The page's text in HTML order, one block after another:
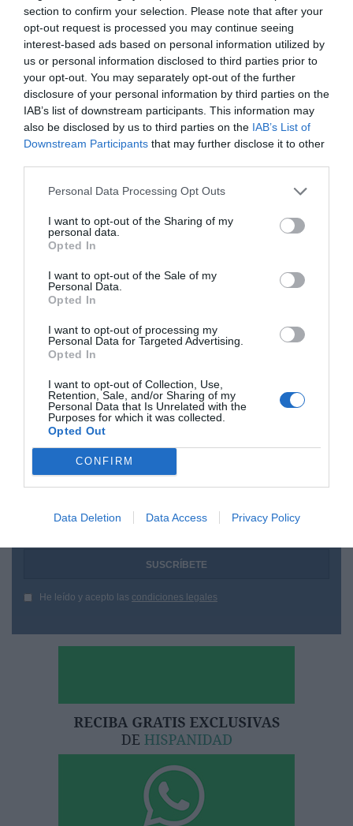
section to confirm your selection. Please note that after your
opt-out request is processed you may continue seeing
interest-based ads based on personal information utilized by
us or personal information disclosed to third parties prior to
your opt-out. You may separately opt-out of the further
disclosure of your personal information by third parties on the
IAB’s list of downstream participants. This information may
also be disclosed by us to third parties on the IAB’s List of
Downstream Participants that may further disclose it to other
Personal Data Processing Opt Outs
I want to opt-out of the Sharing of my
personal data.
Opted In
I want to opt-out of the Sale of my
Personal Data.
Opted In
I want to opt-out of processing my
Personal Data for Targeted Advertising.
Opted In
I want to opt-out of Collection, Use,
Retention, Sale, and/or Sharing of my
Personal Data that Is Unrelated with the
Purposes for which it was collected.
Opted Out
CONFIRM
Data Deletion Data Access Privacy Policy
Ver esta publicación en Instagram
¿Te ha interesado este artículo?
Suscríbete a nuestro newsletter y recibe cada dia
en tu correo lo más destacado de Hispanidad
Tu correo electrónico...
He leído y acepto las condiciones legales